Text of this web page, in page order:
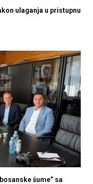
ulaganja u pristupnu
šume” sa